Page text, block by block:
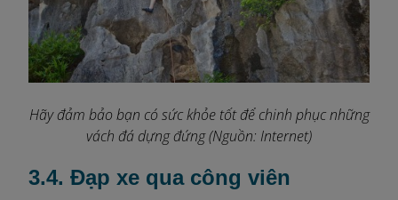
Hãy đảm bảo bạn có sức khỏe tốt để chinh phục những
vách đá dựng đứng (Nguồn: Internet)
3.4. Đạp xe qua công viên